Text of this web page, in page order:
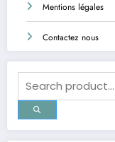
Mentions légales
Contactez nous